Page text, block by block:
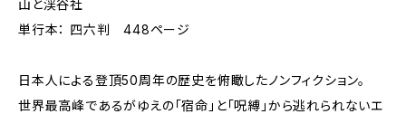
山と渓谷社
単行本： 四六判 448ページ
日本人による登頂50周年の歴史を俯瞰したノンフィクション。
世界最高峰であるがゆえの「宿命」と「呪縛」から逃れられないエ